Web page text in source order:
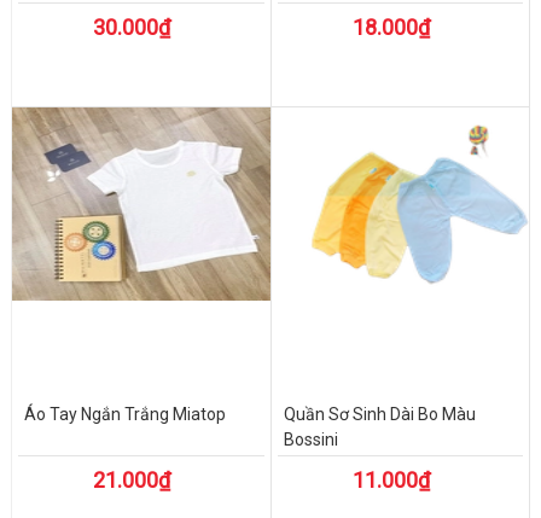
30.000₫ 18.000₫
Áo Tay Ngắn Trắng Miatop
21.000₫
Quần Sơ Sinh Dài Bo Màu
Bossini
11.000₫